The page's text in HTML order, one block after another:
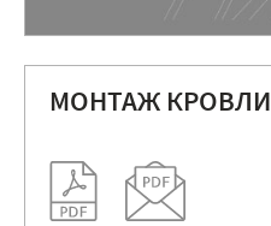
МОНТАЖ КРОВЛИ